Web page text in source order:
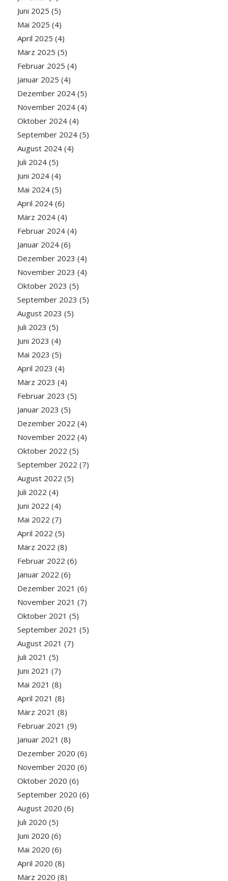
Juni 2025 (5)
Mai 2025 (4)
April 2025 (4)
März 2025 (5)
Februar 2025 (4)
Januar 2025 (4)
Dezember 2024(5)
November 2024(4)
Oktober 2024(4)
September 2024(5)
August 2024(4)
Juli 2024(5)
Juni 2024(4)
Mai 2024(5)
April 2024(6)
März 2024(4)
Februar 2024(4)
Januar 2024(6)
Dezember 2023 (4)
November 2023 (4)
Oktober 2023 (5)
September 2023 (5)
August 2023 (5)
Juli 2023 (5)
Juni 2023 (4)
Mai 2023 (5)
April 2023 (4)
März 2023 (4)
Februar 2023 (5)
Januar 2023 (5)
Dezember 2022 (4)
November 2022 (4)
Oktober 2022 (5)
September 2022 (7)
August 2022 (5)
Juli 2022 (4)
Juni 2022 (4)
Mai 2022 (7)
April 2022 (5)
März 2022 (8)
Februar 2022 (6)
Januar 2022 (6)
Dezember 2021 (6)
November 2021 (7)
Oktober 2021 (5)
September 2021 (5)
August 2021 (7)
Juli 2021 (5)
Juni 2021 (7)
Mai 2021 (8)
April 2021 (8)
März 2021 (8)
Februar 2021 (9)
Januar 2021 (8)
Dezember 2020 (6)
November 2020 (6)
Oktober 2020 (6)
September 2020 (6)
August 2020 (6)
Juli 2020 (5)
Juni 2020 (6)
Mai 2020 (6)
April 2020 (8)
März 2020 (8)